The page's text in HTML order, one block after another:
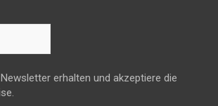
erhalten und akzeptiere die